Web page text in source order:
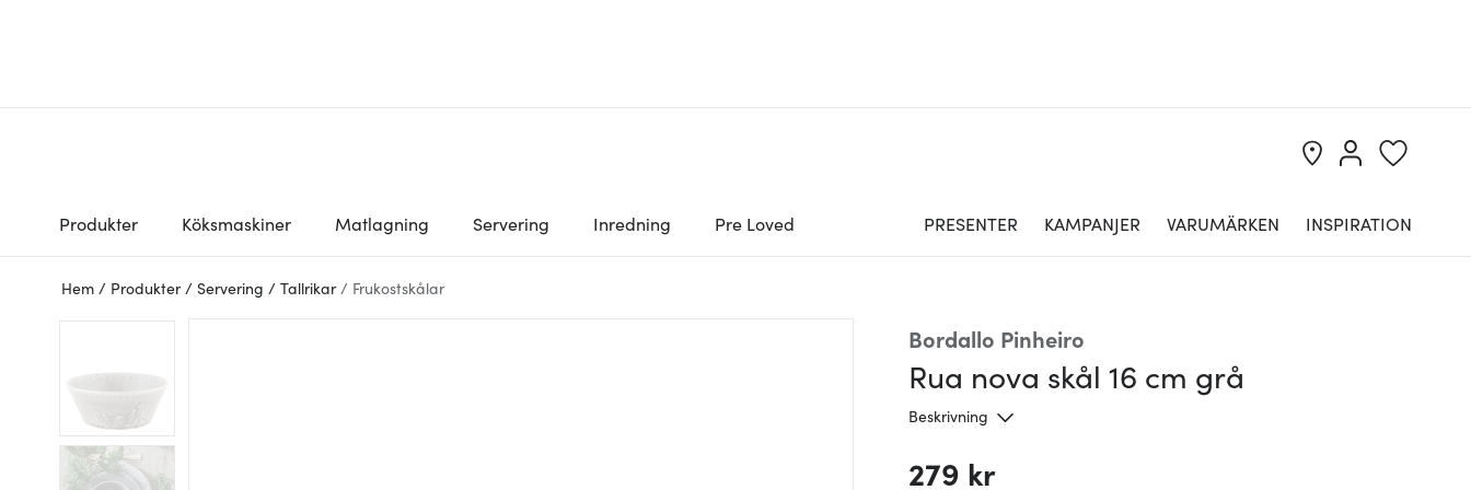
Produkter Köksmaskiner Matlagning Servering Inredning Pre Loved PRESENTER KAMPANJER VARUMÄRKEN INSPIRATION
Hem / Produkter / Servering / Tallrikar / Frukostskålar
Bordallo Pinheiro
Rua nova skål 16 cm grå
Beskrivning
279 kr